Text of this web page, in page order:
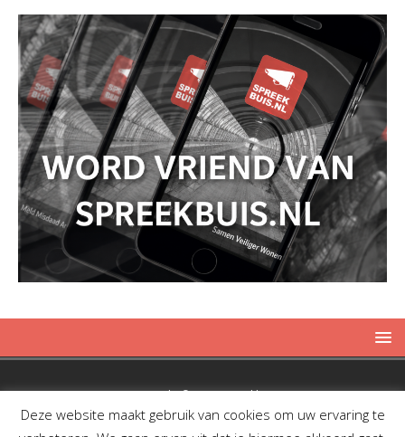
Copyright © 2019 Spreekbuis
Deze website maakt gebruik van cookies om uw ervaring te